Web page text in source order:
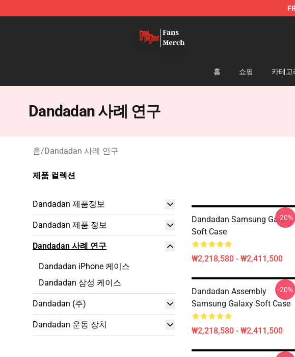
홈 쇼핑 카테고
Dandadan 사례 연구
홈/Dandadan 사례 연구
제품 컬렉션
Dandadan 제품정보
Dandadan 제품 정보
Dandadan 사례 연구
Dandadan iPhone 케이스
Dandadan 삼성 케이스
Dandadan (주)
Dandadan 운동 장치
Dandadan Samsung Galaxy
Soft Case
₩2,218,580 - ₩2,411,500
-20%
Dandadan Assembly
Samsung Galaxy Soft Case
₩2,218,580 - ₩2,411,500
-20%